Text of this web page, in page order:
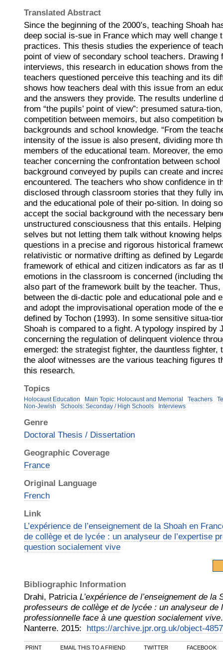
Translated Abstract
Since the beginning of the 2000’s, teaching Shoah
deep social is-sue in France which may well change
practices. This thesis studies the experience of
point of view of secondary school teachers. Drawing
interviews, this research in education shows from
teachers questioned perceive this teaching and its
shows how teachers deal with this issue from an
and the answers they provide. The results underline
from “the pupils’ point of view”: presumed satura-
competition between memoirs, but also competition
backgrounds and school knowledge. “From the
intensity of the issue is also present, dividing more
members of the educational team. Moreover, the
teacher concerning the confrontation between
background conveyed by pupils can create and
encountered. The teachers who show confidence in
disclosed through classroom stories that they fully
and the educational pole of their po-sition. In doing
accept the social background with the necessary
unstructured consciousness that this entails.
selves but not letting them talk without knowing
questions in a precise and rigorous historical
relativistic or normative drifting as defined by
framework of ethical and citizen indicators as far as
emotions in the classroom is concerned (including
also part of the framework built by the teacher.
between the di-dactic pole and educational pole and
and adopt the improvisational operation mode of the
defined by Tochon (1993). In some sensitive situa-
Shoah is compared to a fight. A typology inspired by
concerning the regulation of delinquent violence
emerged: the strategist fighter, the dauntless fighter,
the aloof witnesses are the various teaching figures
this research.
Topics
Holocaust Education Main Topic: Holocaust and Memorial Teachers
Non-Jewish
Schools: Seconday / High Schools Interviews
Genre
Doctoral Thesis / Dissertation
Geographic Coverage
France
Original Language
French
Link
L’expérience de l’enseignement de la Shoah en
de collège et de lycée : un analyseur de l’expertise
question socialement vive
Bibliographic Information
Drahi, Patricia L’expérience de l’enseignement de la
professeurs de collège et de lycée : un analyseur de
professionnelle face à une question socialement vive
Nanterre. 2015: https://archive.jpr.org.uk/object-4857
PRINT EMAIL THIS TO A FRIEND TWITTER FACEBOOK